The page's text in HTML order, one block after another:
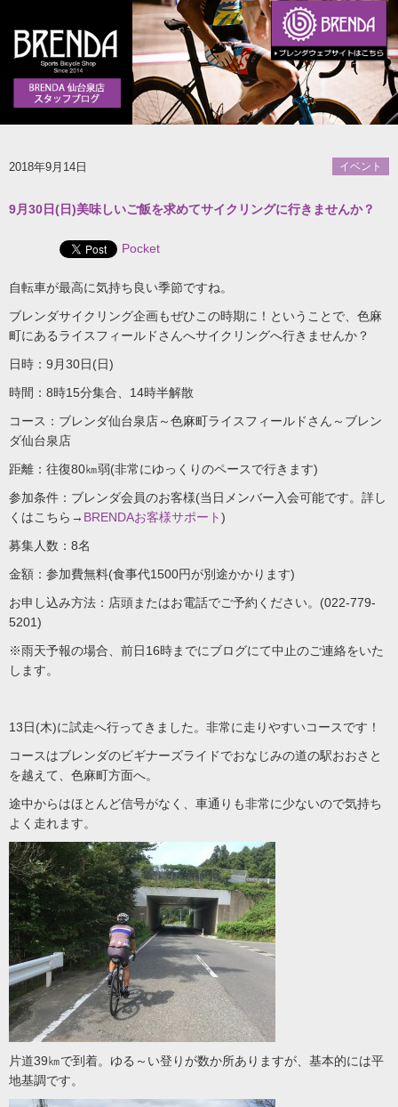
2018年9月14日 イベント
9月30日(日)美味しいご飯を求めてサイクリングに行きませんか？
Pocket
自転車が最高に気持ち良い季節ですね。
ブレンダサイクリング企画もぜひこの時期に！ということで、色麻
町にあるライスフィールドさんへサイクリングへ行きませんか？
日時：9月30日(日)
時間：8時15分集合、14時半解散
コース：ブレンダ仙台泉店～色麻町ライスフィールドさん～ブレン
ダ仙台泉店
距離：往復80㎞弱(非常にゆっくりのペースで行きます)
参加条件：ブレンダ会員のお客様(当日メンバー入会可能です。詳し
くはこちら→ BRENDAお客様サポート)
募集人数：8名
金額：参加費無料(食事代1500円が別途かかります)
お申し込み方法：店頭またはお電話でご予約ください。(022-779-
5201)
※雨天予報の場合、前日16時までにブログにて中止のご連絡をいた
します。
13日(木)に試走へ行ってきました。非常に走りやすいコースです！
コースはブレンダのビギナーズライドでおなじみの道の駅おおさと
を越えて、色麻町方面へ。
途中からはほとんど信号がなく、車通りも非常に少ないので気持ち
よく走れます。
片道39㎞で到着。ゆる～い登りが数か所ありますが、基本的には平
地基調です。